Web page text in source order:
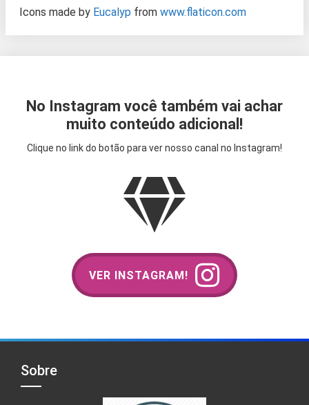
Icons made by Eucalyp from www.flaticon.com
No Instagram você também vai achar
muito conteúdo adicional!
Clique no link do botão para ver nosso canal no Instagram!
VER INSTAGRAM!
Sobre